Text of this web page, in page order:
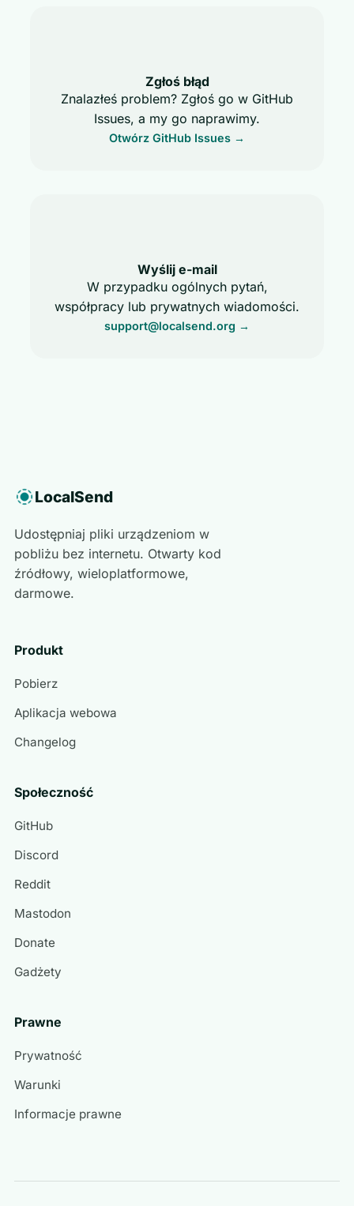
Zgłoś błąd
Znalazłeś problem? Zgłoś go w GitHub
Issues, a my go naprawimy.
Otwórz GitHub Issues →
Wyślij e-mail
W przypadku ogólnych pytań,
współpracy lub prywatnych wiadomości.
support@localsend.org →
LocalSend
Udostępniaj pliki urządzeniom w
pobliżu bez internetu. Otwarty kod
źródłowy, wieloplatformowe,
darmowe.
Produkt
Pobierz
Aplikacja webowa
Changelog
Społeczność
GitHub
Discord
Reddit
Mastodon
Donate
Gadżety
Prawne
Prywatność
Warunki
Informacje prawne